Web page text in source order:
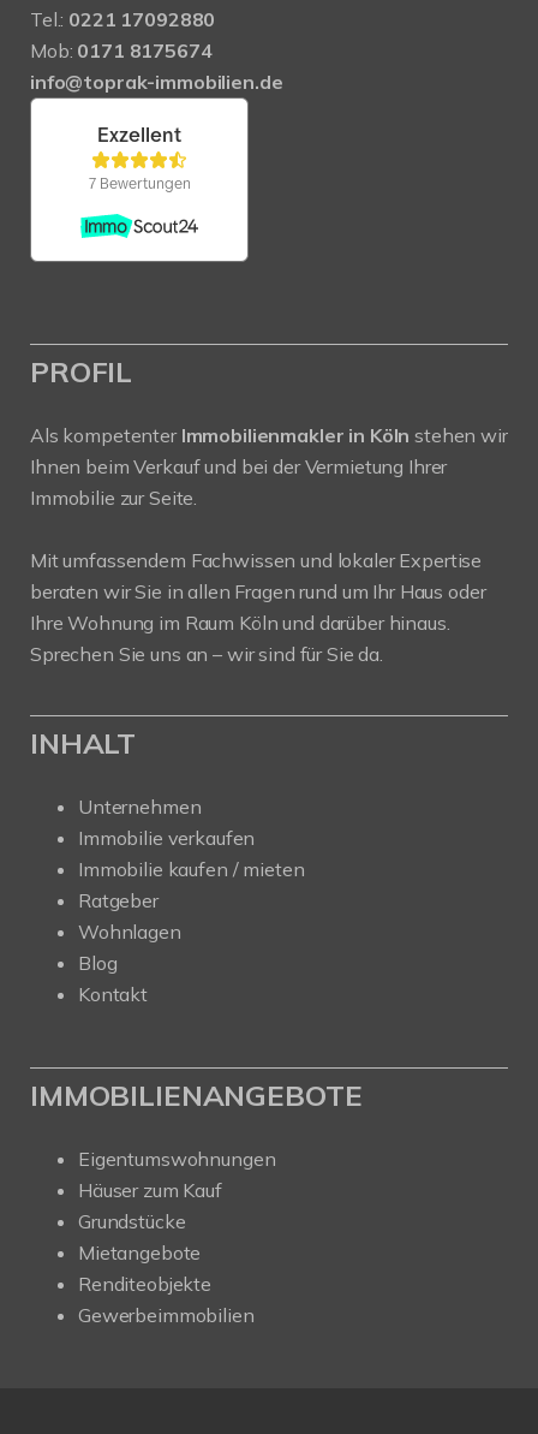
Tel.: 0221 17092880
Mob: 0171 8175674
info@toprak-immobilien.de
PROFIL
Als kompetenter Immobilienmakler in Köln stehen wir
Ihnen beim Verkauf und bei der Vermietung Ihrer
Immobilie zur Seite.
Mit umfassendem Fachwissen und lokaler Expertise
beraten wir Sie in allen Fragen rund um Ihr Haus oder
Ihre Wohnung im Raum Köln und darüber hinaus.
Sprechen Sie uns an – wir sind für Sie da.
INHALT
Unternehmen
Immobilie verkaufen
Immobilie kaufen / mieten
Ratgeber
Wohnlagen
Blog
Kontakt
IMMOBILIENANGEBOTE
Eigentumswohnungen
Häuser zum Kauf
Grundstücke
Mietangebote
Renditeobjekte
Gewerbeimmobilien